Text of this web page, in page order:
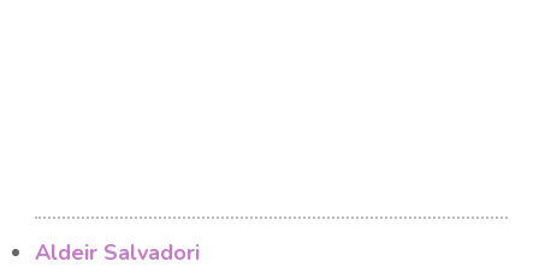
Aldeir Salvadori